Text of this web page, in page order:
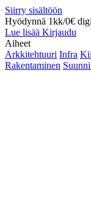
Siirry sisältöön
Hyödynnä 1kk/0€
Lue lisää Kirjaudu
Aiheet
Arkkitehtuuri Infra
Rakentaminen